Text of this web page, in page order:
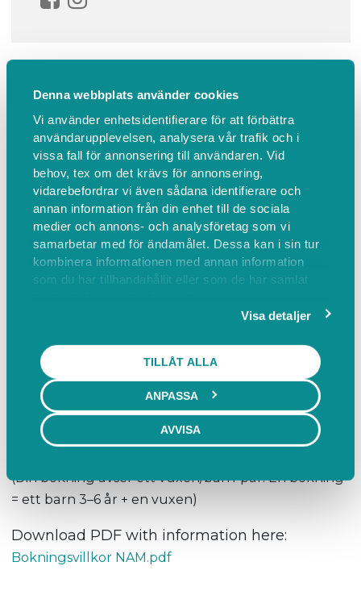
Denna webbplats använder cookies
Vi använder enhetsidentifierare för att förbättra
användarupplevelsen, analysera vår trafik och i
vissa fall för annonsering till användaren. Vid
behov, tex om det krävs för annonsering,
vidarebefordrar vi även sådana identifierare och
annan information från din enhet till de sociala
medier och annons- och analysföretag som vi
samarbetar med för ändamålet. Dessa kan i sin tur
kombinera informationen med annan information
som du har tillhandahållit eller som de har samlat
Visa detaljer
TILLÅT ALLA
ANPASSA
AVVISA
Information
Vuxen–barn 3–6 år
Utveckla ert akvarellmåleri på sommarlovet och
förenas i en gemensam skaparglädje över
åldersgränserna. Upplev våra tillsammans-kurser
för kreativt samarbete och individuell utveckling.
Under tvåtimmarspass tre dagar i följd kan vuxna
och barn måla akvarell och lära av varandra.
När? 14–16 juli kl. 10–12
Pris: 1100 kr per vuxen–barnpar
Boka: Klicka här för att komma till bokningssidan.
(Din bokning avser ett vuxen/barn-par. En bokning
= ett barn 3–6 år + en vuxen)
Download PDF with information here:
Bokningsvillkor NAM.pdf